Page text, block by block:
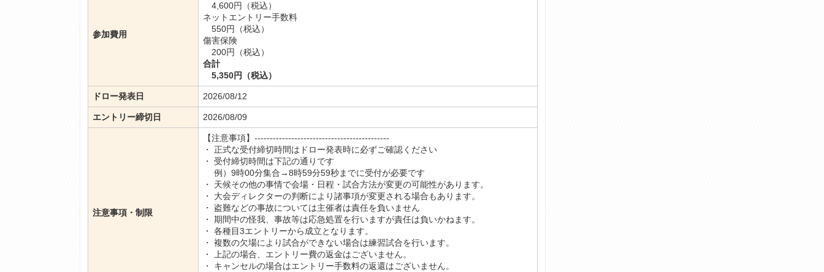
参加費用
4,600円（税込）
ネットエントリー手数料
550円（税込）
傷害保険
200円（税込）
合計
5,350円（税込）
ドロー発表日 2026/08/12
エントリー締切日 2026/08/09
注意事項・制限
【注意事項】--------------------------------------------
・ 正式な受付締切時間はドロー発表時に必ずご確認ください
・ 受付締切時間は下記の通りです
例）9時00分集合→8時59分59秒までに受付が必要です
・ 天候その他の事情で会場・日程・試合方法が変更の可能性があります。
・ 大会ディレクターの判断により諸事項が変更される場合もあります。
・ 盗難などの事故については主催者は責任を負いません
・ 期間中の怪我、事故等は応急処置を行いますが責任は負いかねます。
・ 各種目3エントリーから成立となります。
・ 複数の欠場により試合ができない場合は練習試合を行います。
・ 上記の場合、エントリー費の返金はございません。
・ キャンセルの場合はエントリー手数料の返還はございません。